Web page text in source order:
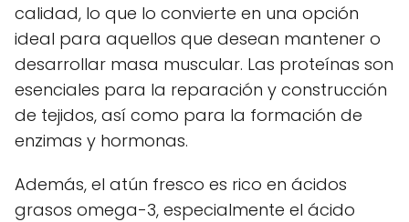
calidad, lo que lo convierte en una opción
ideal para aquellos que desean mantener o
desarrollar masa muscular. Las proteínas son
esenciales para la reparación y construcción
de tejidos, así como para la formación de
enzimas y hormonas.
Además, el atún fresco es rico en ácidos
grasos omega-3, especialmente el ácido